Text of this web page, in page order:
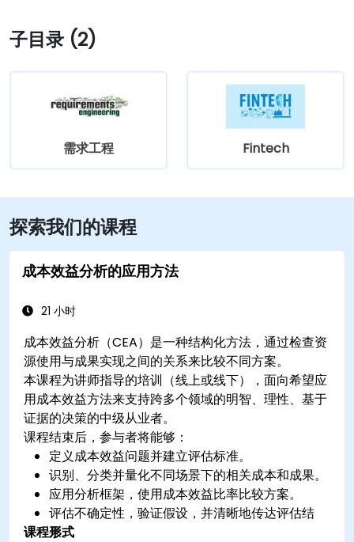
子目录 (2)
需求工程 Fintech
探索我们的课程
成本效益分析的应用方法
21 小时
成本效益分析（CEA）是一种结构化方法，通过检查资
源使用与成果实现之间的关系来比较不同方案。
本课程为讲师指导的培训（线上或线下），面向希望应
用成本效益方法来支持跨多个领域的明智、理性、基于
证据的决策的中级从业者。
课程结束后，参与者将能够：
定义成本效益问题并建立评估标准。
识别、分类并量化不同场景下的相关成本和成果。
应用分析框架，使用成本效益比率比较方案。
评估不确定性，验证假设，并清晰地传达评估结
果。
课程形式